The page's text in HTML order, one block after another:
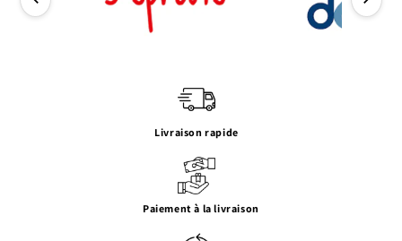
Livraison rapide
Paiement à la livraison